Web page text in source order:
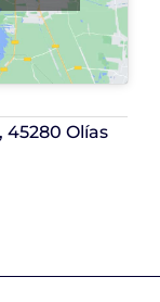
45280 Olías